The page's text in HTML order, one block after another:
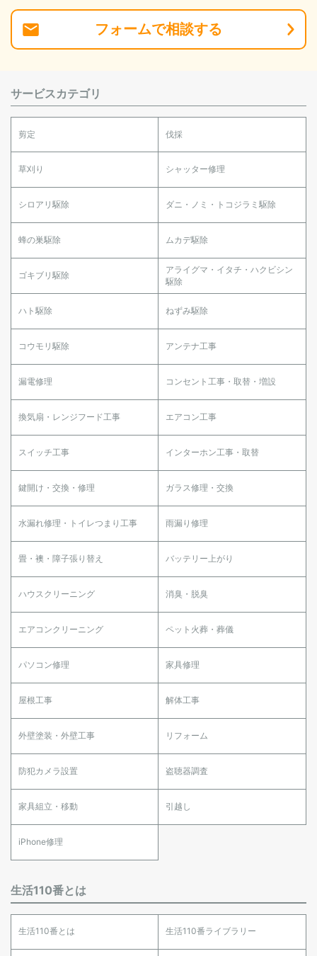
フォームで相談する
サービスカテゴリ
剪定 伐採
草刈り シャッター修理
シロアリ駆除 ダニ・ノミ・トコジラミ駆除
蜂の巣駆除 ムカデ駆除
ゴキブリ駆除
アライグマ・イタチ・ハクビシン
駆除
ハト駆除 ねずみ駆除
コウモリ駆除 アンテナ工事
漏電修理 コンセント工事・取替・増設
換気扇・レンジフード工事 エアコン工事
スイッチ工事 インターホン工事・取替
鍵開け・交換・修理 ガラス修理・交換
水漏れ修理・トイレつまり工事 雨漏り修理
畳・襖・障子張り替え バッテリー上がり
ハウスクリーニング 消臭・脱臭
エアコンクリーニング ペット火葬・葬儀
パソコン修理 家具修理
屋根工事 解体工事
外壁塗装・外壁工事 リフォーム
防犯カメラ設置 盗聴器調査
家具組立・移動 引越し
iPhone修理
生活110番とは
生活110番とは 生活110番ライブラリー